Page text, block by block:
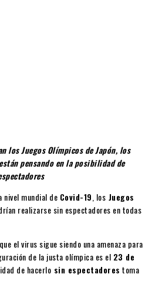
los Juegos Olímpicos de Japón, los
pensando en la posibilidad de
nivel mundial de Covid-19 , los Juegos
realizarse sin espectadores en todas
el virus sigue siendo una amenaza para
de la justa olímpica es el 23 de
de hacerlo sin espectadores toma